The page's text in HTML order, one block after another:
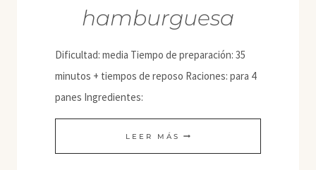
hamburguesa
Dificultad: media Tiempo de preparación: 35
minutos + tiempos de reposo Raciones: para 4
panes Ingredientes:
LEER MÁS PANES
DE